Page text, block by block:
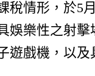
稅情形，於5
娛樂性之射
遊戲機，以